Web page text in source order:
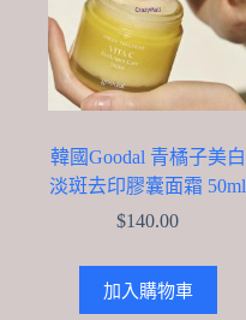
韓國Goodal 青橘子美白
淡斑去印膠囊面霜 50ml
$140.00
加入購物車